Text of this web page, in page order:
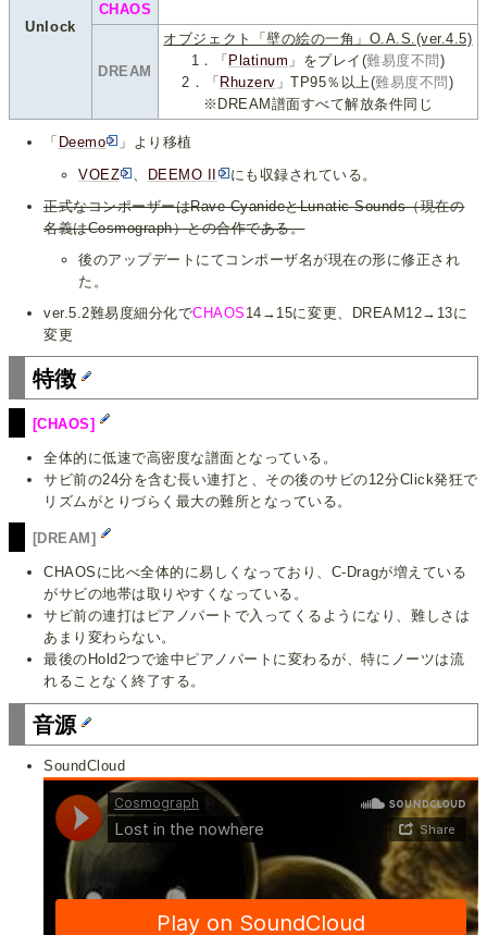
Unlock
CHAOS
DREAM
オブジェクト「壁の絵の一角」O.A.S.(ver.4.5)
1．「 Platinum 」をプレイ(難易度不問 )
2．「 Rhuzerv 」TP95％以上(難易度不問 )
※DREAM譜面すべて解放条件同じ
「 Deemo 」より移植
VOEZ DEEMO II
にも収録されている。
正式なコンポーザーはRave CyanideとLunatic Sounds（現在の
名義はCosmograph）との合作である。
後のアップデートにてコンポーザ名が現在の形に修正され
た。
ver.5.2難易度細分化でCHAOS 14→15に変更、DREAM12→13に
変更
特徴
[CHAOS]
全体的に低速で高密度な譜面となっている。
サビ前の24分を含む長い連打と、その後のサビの12分Click発狂で
リズムがとりづらく最大の難所となっている。
[DREAM]
CHAOSに比べ全体的に易しくなっており、C-Dragが増えている
がサビの地帯は取りやすくなっている。
サビ前の連打はピアノパートで入ってくるようになり、難しさは
あまり変わらない。
最後のHold2つで途中ピアノパートに変わるが、特にノーツは流
れることなく終了する。
音源
SoundCloud